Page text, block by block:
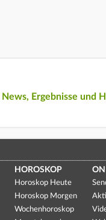
Ergebnisse und
HOROSKOP
Horoskop Heute
Horoskop Morgen
Wochenhoroskop